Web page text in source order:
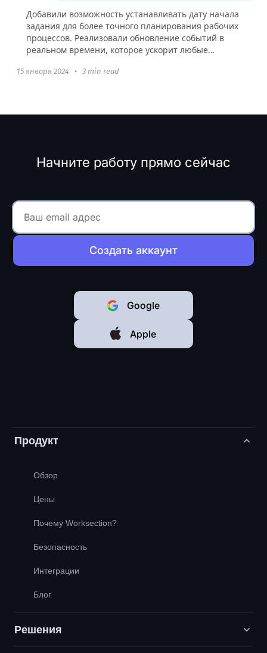
Добавили возможность устанавливать дату начала
задания для более точного планирования рабочих
процессов. Реализовали обновление событий в
реальном времени, которое ускорит любые
интеграцию с Figma.
15 января 2024 • 3 min read
Начните работу прямо сейчас
Создать аккаунт
Google
Apple
Продукт
Обзор
Цены
Почему Worksection?
Безопасность
Интеграции
Блог
Решения